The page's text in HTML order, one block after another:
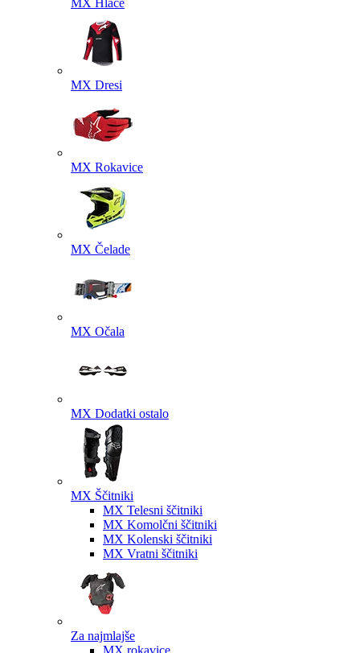
MX Hlače
MX Dresi
MX Rokavice
MX Čelade
MX Očala
MX Dodatki ostalo
MX Ščitniki
MX Telesni ščitniki
MX Komolčni ščitniki
MX Kolenski ščitniki
MX Vratni ščitniki
Za najmlajše
MX rokavice